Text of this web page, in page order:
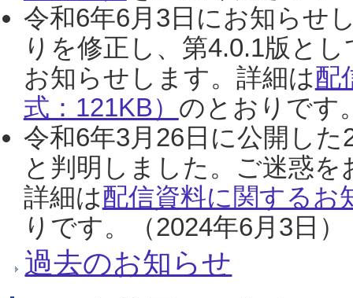
令和6年6月3日にお知らせ
りを修正し、第4.0.1版と
お知らせします。詳細は配
式：121KB） のとおりです
令和6年3月26日に公開し
と判明しました。ご迷惑
詳細は配信資料に関するお
りです。（2024年6月3日）
過去のお知らせ